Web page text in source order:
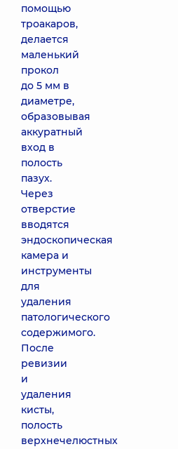
помощью
троакаров,
делается
маленький
прокол
до 5 мм в
диаметре,
образовывая
аккуратный
вход в
полость
пазух.
Через
отверстие
вводятся
эндоскопическая
камера и
инструменты
для
удаления
патологического
содержимого.
После
ревизии
и
удаления
кисты,
полость
верхнечелюстных